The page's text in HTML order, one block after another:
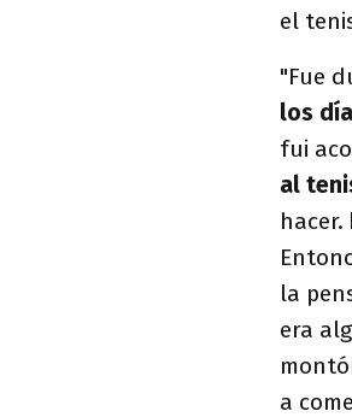
el
"Fue
los
fui
al
hacer.
la
era
a